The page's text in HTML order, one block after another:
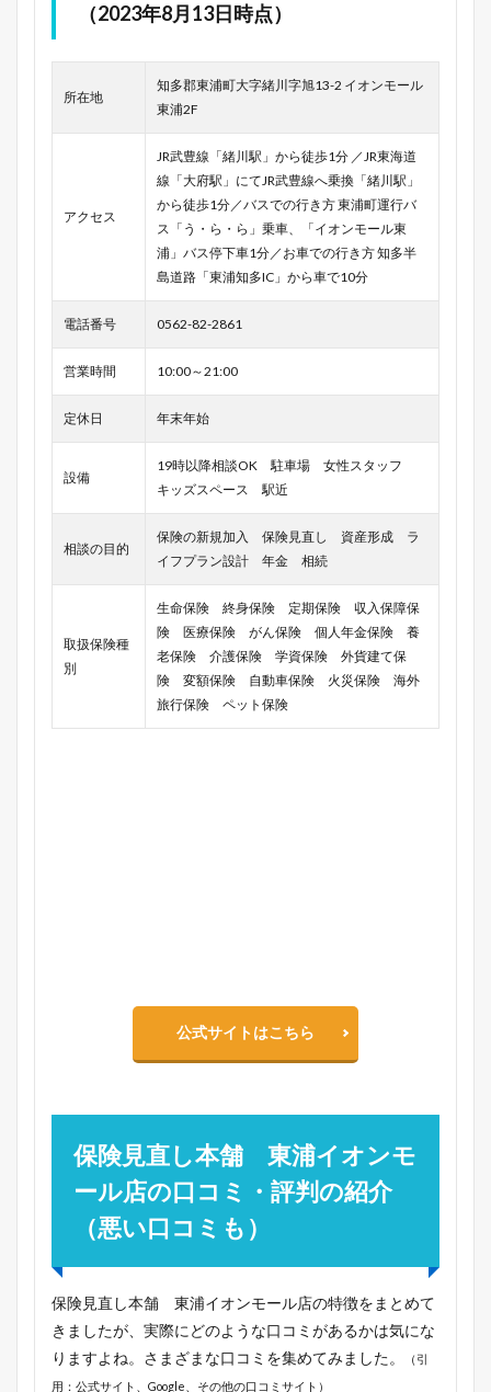
（2023年8月13日時点）
所在地
知多郡東浦町大字緒川字旭13-2 イオンモール
東浦2F
アクセス
JR武豊線「緒川駅」から徒歩1分 ／JR東海道
線「大府駅」にてJR武豊線へ乗換「緒川駅」
から徒歩1分／バスでの行き方 東浦町運行バ
ス「う・ら・ら」乗車、「イオンモール東
浦」バス停下車1分／お車での行き方 知多半
島道路「東浦知多IC」から車で10分
電話番号 0562-82-2861
営業時間 10:00～21:00
定休日 年末年始
設備
19時以降相談OK 駐車場 女性スタッフ
キッズスペース 駅近
相談の目的
保険の新規加入 保険見直し 資産形成 ラ
イフプラン設計 年金 相続
取扱保険種
別
生命保険 終身保険 定期保険 収入保障保
険 医療保険 がん保険 個人年金保険 養
老保険 介護保険 学資保険 外貨建て保
険 変額保険 自動車保険 火災保険 海外
旅行保険 ペット保険
公式サイトはこちら
保険見直し本舗 東浦イオンモ
ール店の口コミ・評判の紹介
（悪い口コミも）
保険見直し本舗 東浦イオンモール店の特徴をまとめて
きましたが、実際にどのような口コミがあるかは気にな
りますよね。さまざまな口コミを集めてみました。
（引
用：公式サイト、Google、その他の口コミサイト）